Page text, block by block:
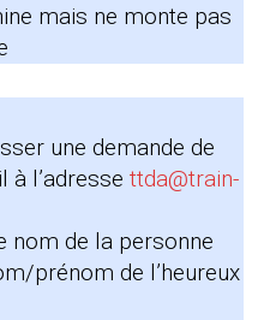
mais ne monte pas
une demande de
à l’adresse ttda@train-
nom de la personne
prénom de l’heureux